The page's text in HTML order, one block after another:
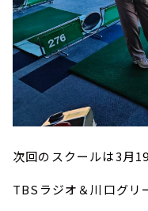
次回のスクールは3月19
TBSラジオ＆川口グリ